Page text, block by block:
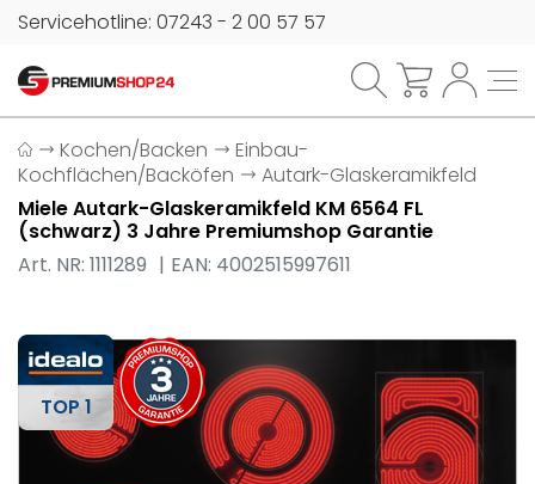
Servicehotline: 07243 - 2 00 57 57
Kochen/Backen
Einbau-
Kochflächen/Backöfen
Autark-Glaskeramikfeld
Miele Autark-Glaskeramikfeld KM 6564 FL
(schwarz) 3 Jahre Premiumshop Garantie
Art. NR: 1111289
EAN: 4002515997611
TOP 1